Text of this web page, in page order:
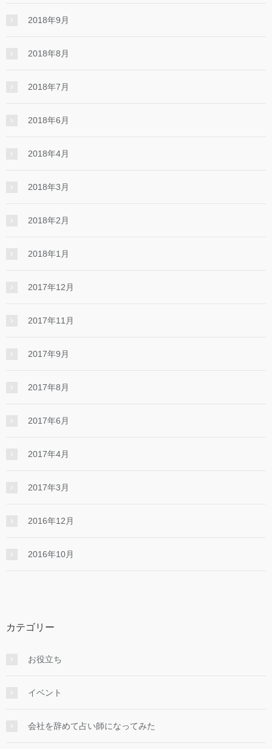
2018年9月
2018年8月
2018年7月
2018年6月
2018年4月
2018年3月
2018年2月
2018年1月
2017年12月
2017年11月
2017年9月
2017年8月
2017年6月
2017年4月
2017年3月
2016年12月
2016年10月
カテゴリー
お役立ち
イベント
会社を辞めて占い師になってみた